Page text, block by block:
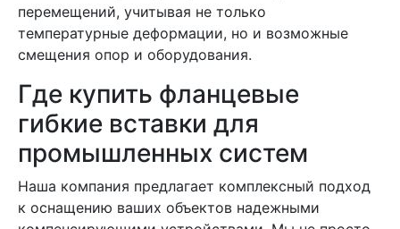
перемещений, учитывая не только
температурные деформации, но и возможные
смещения опор и оборудования.
Где купить фланцевые
гибкие вставки для
промышленных систем
Наша компания предлагает комплексный подход
к оснащению ваших объектов надежными